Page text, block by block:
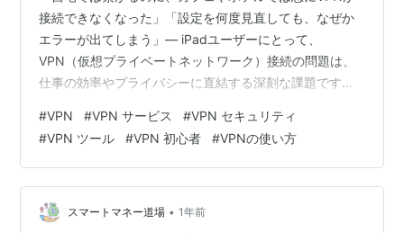
接続できなくなった」「設定を何度見直しても、なぜか
エラーが出てしまう」— iPadユーザーにとって、
VPN（仮想プライベートネットワーク）接続の問題は、
仕事の効率やプライバシーに直結する深刻な課題です。
海外出張先、カフェ、コワーキングスペースなど、様々
な場所のWi-Fiを利用する機会が多くなります。 しかし、
公共のネットワーク環境はセキュリティ設定や制限が厳
しく、これがVPN接続を妨げる大きな原因となります。
本稿では、iPadでVPNが接続できない際に確認すべき
#VPN #VPN サービス #VPN セキュリティ
#VPN ツール #VPN 初心者 #VPNの使い方
スマートマネー道場 • 1年前